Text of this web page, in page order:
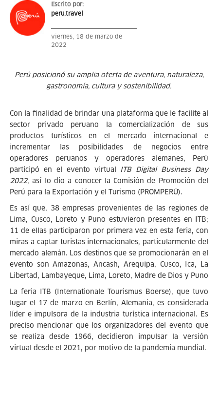
Escrito por:
peru.travel
viernes, 18 de marzo de
2022
Perú posicionó su amplia oferta de aventura, naturaleza,
gastronomía, cultura y sostenibilidad.
Con la finalidad de brindar una plataforma que le facilite al
sector privado peruano la comercialización de sus
productos turísticos en el mercado internacional e
incrementar las posibilidades de negocios entre
operadores peruanos y operadores alemanes, Perú
participó en el evento virtual ITB Digital Business Day
2022, así lo dio a conocer la Comisión de Promoción del
Perú para la Exportación y el Turismo (PROMPERÚ).
Es así que, 38 empresas provenientes de las regiones de
Lima, Cusco, Loreto y Puno estuvieron presentes en ITB;
11 de ellas participaron por primera vez en esta feria, con
miras a captar turistas internacionales, particularmente del
mercado alemán. Los destinos que se promocionarán en el
evento son Amazonas, Ancash, Arequipa, Cusco, Ica, La
Libertad, Lambayeque, Lima, Loreto, Madre de Dios y Puno
La feria ITB (Internationale Tourismus Boerse), que tuvo
lugar el 17 de marzo en Berlín, Alemania, es considerada
líder e impulsora de la industria turística internacional. Es
preciso mencionar que los organizadores del evento que
se realiza desde 1966, decidieron impulsar la versión
virtual desde el 2021, por motivo de la pandemia mundial.